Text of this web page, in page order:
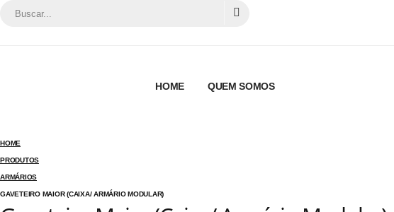
HOME QUEM SOMOS
HOME
PRODUTOS
ARMÁRIOS
GAVETEIRO MAIOR (CAIXA/ ARMÁRIO MODULAR)